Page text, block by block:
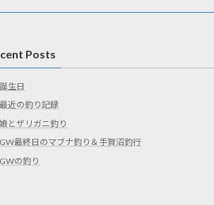
Posts
誕生日
最近の釣り記録
娘とザリガニ釣り
GW最終日のマブナ釣り＆手賀沼釣行
GWの釣り